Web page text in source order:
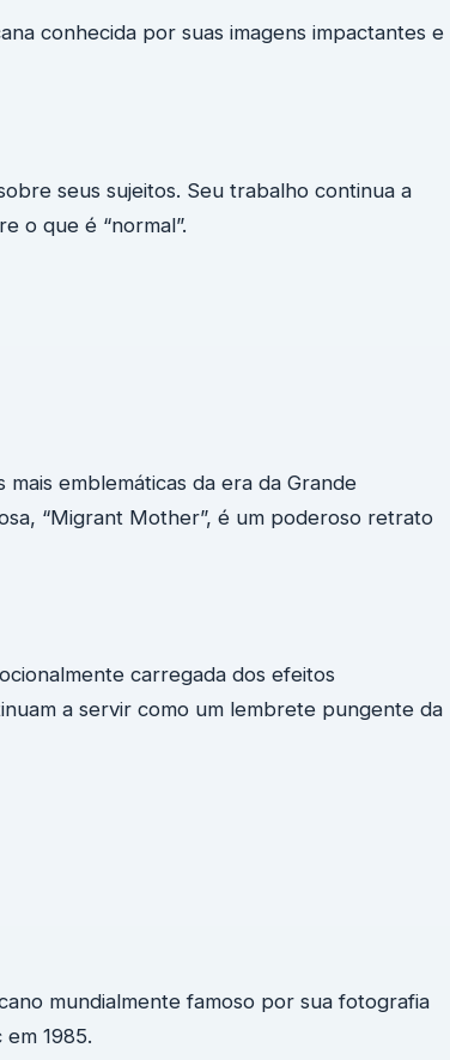
conhecida por suas imagens impactantes e
seus sujeitos. Seu trabalho continua a
o que é “normal”.
emblemáticas da era da Grande
“Migrant Mother”, é um poderoso retrato
carregada dos efeitos
a servir como um lembrete pungente da
mundialmente famoso por sua fotografia
1985.